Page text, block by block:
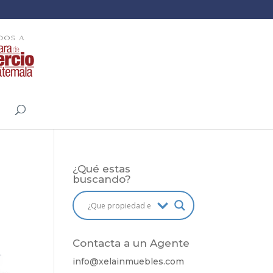
¿Qué estas
buscando?
Contacta a un Agente
info@xelainmuebles.com